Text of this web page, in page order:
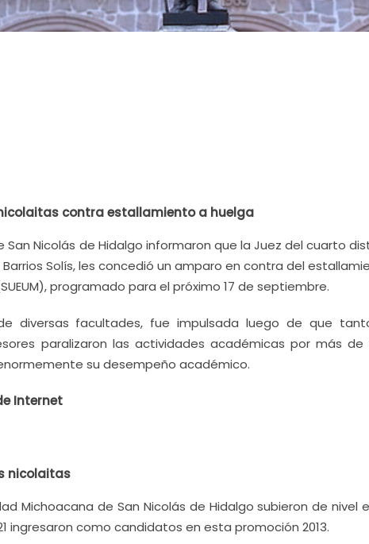
contra estallamiento a huelga
Nicolás de Hidalgo informaron que la Juez del cuarto
Solís, les concedió un amparo en contra del
programado para el próximo 17 de septiembre.
diversas facultades, fue impulsada luego de que
paralizaron las actividades académicas por más de
su desempeño académico.
Internet
nicolaitas
Michoacana de San Nicolás de Hidalgo subieron de nivel
ingresaron como candidatos en esta promoción 2013.